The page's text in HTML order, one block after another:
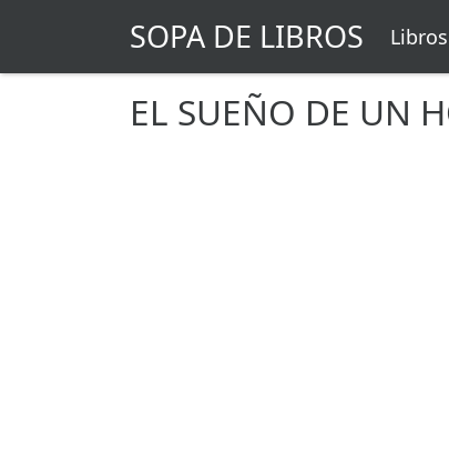
SOPA DE LIBROS Libros
EL SUEÑO DE UN